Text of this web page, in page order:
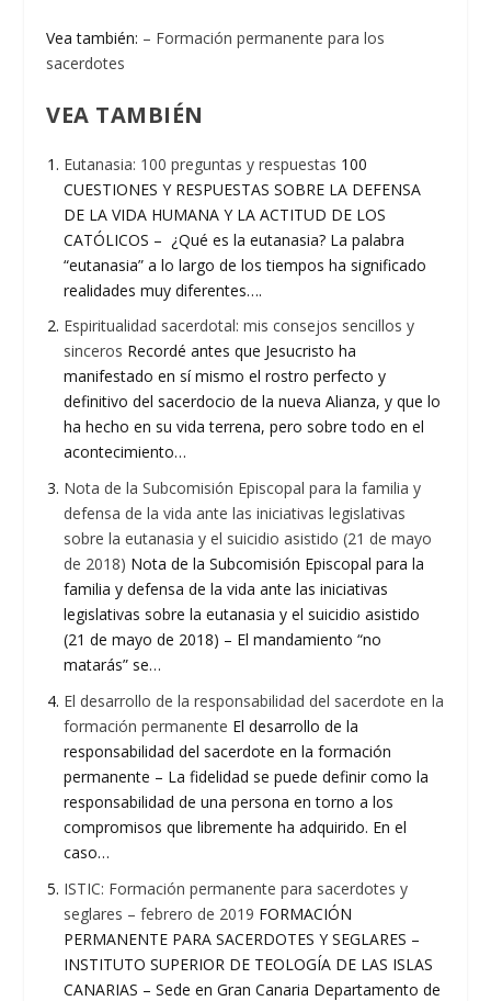
Vea también: – Formación permanente para los
sacerdotes
VEA TAMBIÉN
Eutanasia: 100 preguntas y respuestas 100
CUESTIONES Y RESPUESTAS SOBRE LA DEFENSA
DE LA VIDA HUMANA Y LA ACTITUD DE LOS
CATÓLICOS – ¿Qué es la eutanasia? La palabra
“eutanasia” a lo largo de los tiempos ha significado
realidades muy diferentes….
Espiritualidad sacerdotal: mis consejos sencillos y
sinceros Recordé antes que Jesucristo ha
manifestado en sí mismo el rostro perfecto y
definitivo del sacerdocio de la nueva Alianza, y que lo
ha hecho en su vida terrena, pero sobre todo en el
acontecimiento…
Nota de la Subcomisión Episcopal para la familia y
defensa de la vida ante las iniciativas legislativas
sobre la eutanasia y el suicidio asistido (21 de mayo
de 2018) Nota de la Subcomisión Episcopal para la
familia y defensa de la vida ante las iniciativas
legislativas sobre la eutanasia y el suicidio asistido
(21 de mayo de 2018) – El mandamiento “no
matarás” se…
El desarrollo de la responsabilidad del sacerdote en la
formación permanente El desarrollo de la
responsabilidad del sacerdote en la formación
permanente – La fidelidad se puede definir como la
responsabilidad de una persona en torno a los
compromisos que libremente ha adquirido. En el
caso…
ISTIC: Formación permanente para sacerdotes y
seglares – febrero de 2019 FORMACIÓN
PERMANENTE PARA SACERDOTES Y SEGLARES –
INSTITUTO SUPERIOR DE TEOLOGÍA DE LAS ISLAS
CANARIAS – Sede en Gran Canaria Departamento de